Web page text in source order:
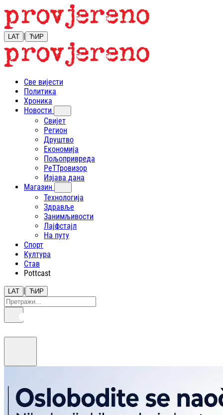
LAT | ЋИР
Све вијести
Политика
Хроника
Новости
Свијет
Регион
Друштво
Економија
Пољопривреда
РеТТровизор
Изјава дана
Магазин
Технологија
Здравље
Занимљивости
Лајфстajл
На путу
Спорт
Култура
Став
Pottcast
LAT | ЋИР